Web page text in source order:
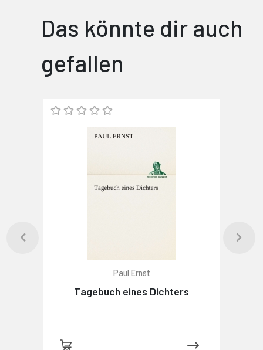
Das könnte dir auch
gefallen
Paul Ernst
Tagebuch eines Dichters